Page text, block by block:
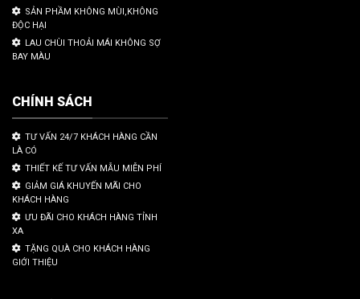
SẢN PHẦM KHÔNG MÙI,KHÔNG
ĐỘC HẠI
LAU CHÙI THOẢI MÁI KHÔNG SỢ
BAY MÀU
CHÍNH SÁCH
TƯ VẤN 24/7 KHÁCH HÀNG CẦN
LÀ CÓ
THIẾT KẾ TƯ VẤN MẪU MIỄN PHÍ
GIẢM GIÁ KHUYẾN MÃI CHO
KHÁCH HÀNG
ƯU ĐÃI CHO KHÁCH HÀNG TỈNH
XA
TẶNG QUÀ CHO KHÁCH HÀNG
GIỚI THIỆU